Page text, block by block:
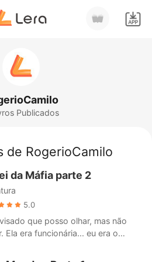
Publicados
de RogerioCamilo
da Máfia parte 2
5.0
que posso olhar, mas não
o